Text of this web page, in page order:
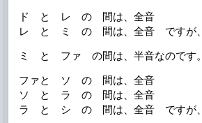
ド と レ の 間は、全音
レ と ミ の 間は、全音 ですが、
ミ と ファ の間は、半音なのです。
ファと ソ の 間は、全音
ソ と ラ の 間は、全音
ラ と シ の 間は、全音 ですが、